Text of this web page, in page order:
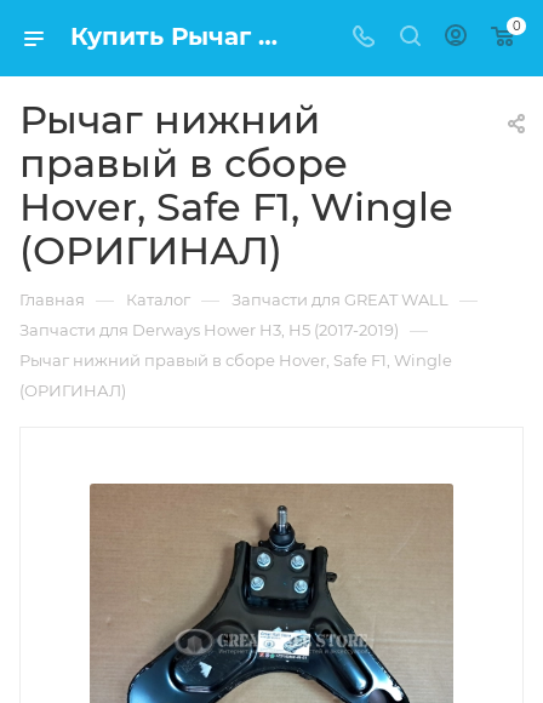
Купить Рычаг нижний правый в сборе Hover, Safe F1, Wingle (ОРИГИНАЛ) в Москве по низкой цене 0
Рычаг нижний
правый в сборе
Hover, Safe F1, Wingle
(ОРИГИНАЛ)
Главная — Каталог — Запчасти для GREAT WALL —
Запчасти для Derways Hower H3, H5 (2017-2019) —
Рычаг нижний правый в сборе Hover, Safe F1, Wingle
(ОРИГИНАЛ)